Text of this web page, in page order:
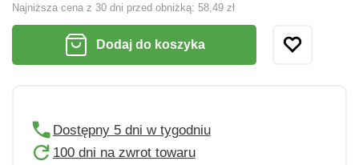
Najniższa cena z 30 dni przed obniżką: 58,49 zł
Dodaj do koszyka
Dostępny 5 dni w tygodniu
100 dni na zwrot towaru